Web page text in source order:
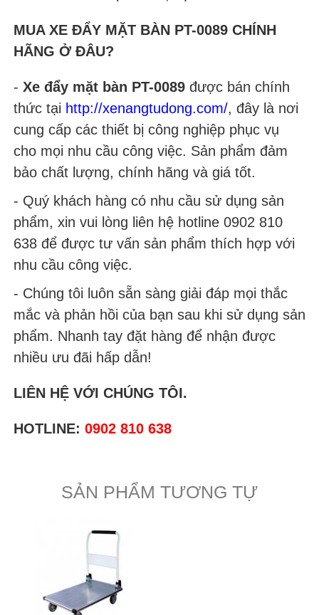
MUA XE ĐẨY MẶT BÀN PT-0089 CHÍNH
HÃNG Ở ĐÂU?
- Xe đẩy mặt bàn PT-0089được bán chính
thức tại http://xenangtudong.com/, đây là nơi
cung cấp các thiết bị công nghiệp phục vụ
cho mọi nhu cầu công việc. Sản phẩm đảm
bảo chất lượng, chính hãng và giá tốt.
- Quý khách hàng có nhu cầu sử dụng sản
phẩm, xin vui lòng liên hệ hotline 0902 810
638 để được tư vấn sản phẩm thích hợp với
nhu cầu công việc.
- Chúng tôi luôn sẵn sàng giải đáp mọi thắc
mắc và phản hồi của bạn sau khi sử dụng sản
phẩm. Nhanh tay đặt hàng để nhận được
nhiều ưu đãi hấp dẫn!
LIÊN HỆ VỚI CHÚNG TÔI.
HOTLINE: 0902 810 638
SẢN PHẨM TƯƠNG TỰ